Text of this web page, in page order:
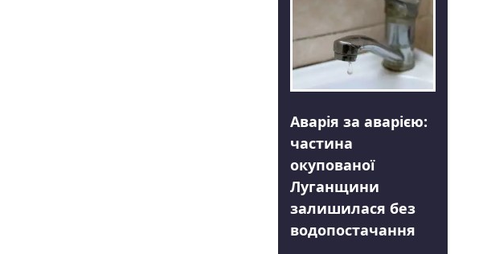
Аварія за аварією:
частина
окупованої
Луганщини
залишилася без
водопостачання